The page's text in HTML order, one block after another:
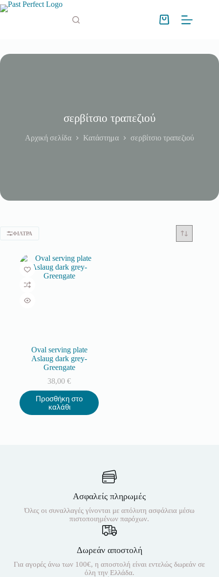
Μετάβαση
στο
Καλάθι
σερβίτσιο τραπεζιού
Αρχική σελίδα Κατάστημα σερβίτσιο τραπεζιού
ΦΊΛΤΡΑ
Oval serving plate
Aslaug dark grey-
Greengate
38,00€
Προσθήκη στο
καλάθι
Ασφαλείς πληρωμές
Όλες οι συναλλαγές γίνονται με απόλυτη ασφάλεια μέσω
πιστοποιημένων παρόχων.
Δωρεάν αποστολή
Για αγορές άνω των 100€, η αποστολή είναι εντελώς δωρεάν σε
όλη την Ελλάδα.